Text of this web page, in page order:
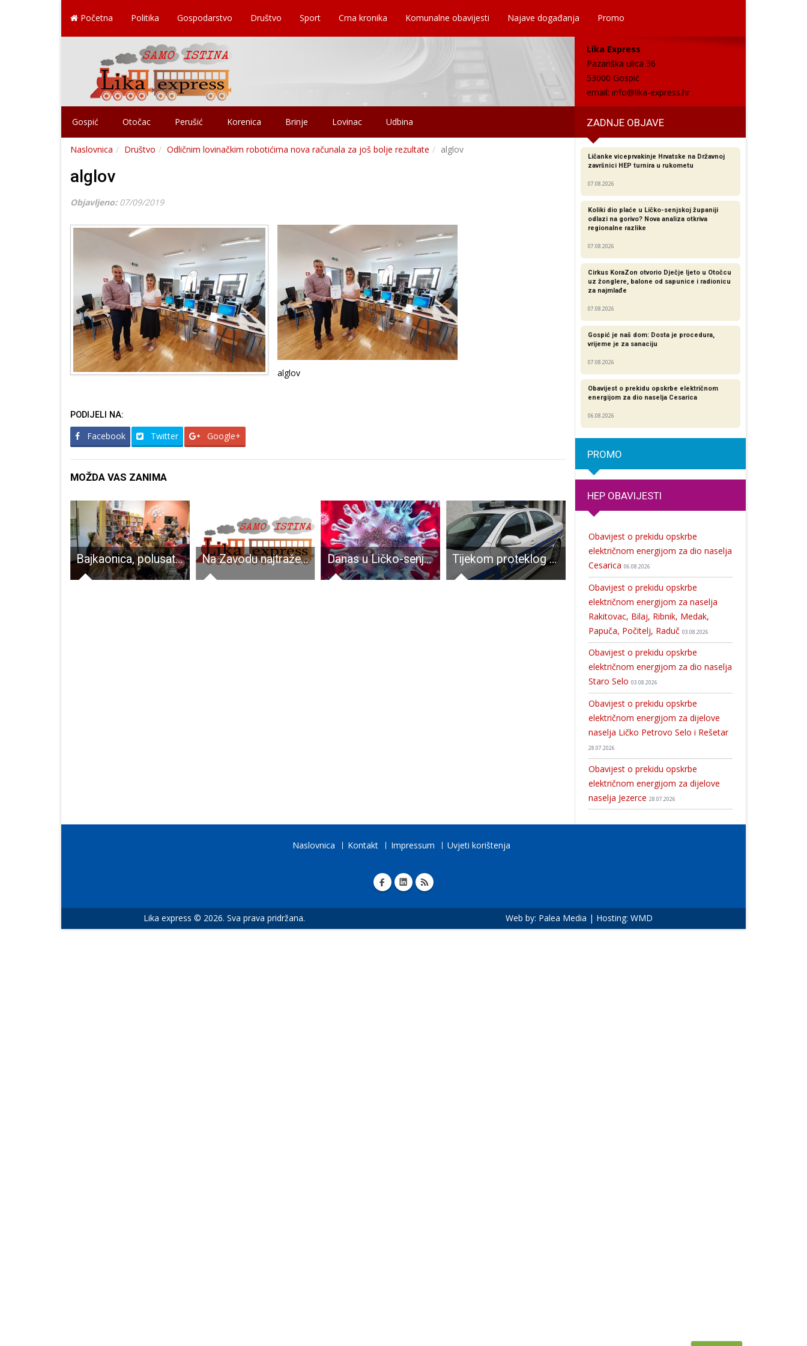
Početna Politika Gospodarstvo Društvo Sport Crna kronika Komunalne obavijesti Najave događanja Promo
Lika Express
Pazariška ulica 36
53000 Gospić
email: info@lika-express.hr
Gospić Otočac Perušić Korenica Brinje Lovinac Udbina ZADNJE OBJAVE
Naslovnica Društvo Odličnim lovinačkim robotićima nova računala za još bolje rezultate alglov
alglov
Objavljeno: 07/09/2019
alglov
PODIJELI NA:
Facebook Twitter Google+
MOŽDA VAS ZANIMA
Bajkaonica, polusatni spoj pričanja bajki i igre, od danas u Gospiću Na Zavodu najtraženiji konobari, kuhari i trgovci Danas u Ličko-senjskoj županiji nema novooboljelih osoba od COVID-19 Tijekom proteklog vikenda na cestama ličko-senjske policijske uprave najpijanija bila 21-godišnja Senjkinja, vozaču iz Čakovca zbog prekršaja određena kazna od 19.700 kuna!!!
Ličanke viceprvakinje Hrvatske na Državnoj
završnici HEP turnira u rukometu
07.08.2026
Koliki dio plaće u Ličko-senjskoj županiji
odlazi na gorivo? Nova analiza otkriva
regionalne razlike​
07.08.2026
Cirkus KoraZon otvorio Dječje ljeto u Otočcu
uz žonglere, balone od sapunice i radionicu
za najmlađe
07.08.2026
Gospić je naš dom: Dosta je procedura,
vrijeme je za sanaciju
07.08.2026
Obavijest o prekidu opskrbe električnom
energijom za dio naselja Cesarica
06.08.2026
PROMO
HEP OBAVIJESTI
Obavijest o prekidu opskrbe
električnom energijom za dio naselja
Cesarica 06.08.2026
Obavijest o prekidu opskrbe
električnom energijom za naselja
Rakitovac, Bilaj, Ribnik, Medak,
Papuča, Počitelj, Raduč 03.08.2026
Obavijest o prekidu opskrbe
električnom energijom za dio naselja
Staro Selo 03.08.2026
Obavijest o prekidu opskrbe
električnom energijom za dijelove
naselja Ličko Petrovo Selo i Rešetar
28.07.2026
Obavijest o prekidu opskrbe
električnom energijom za dijelove
naselja Jezerce 28.07.2026
Naslovnica Kontakt Impressum Uvjeti korištenja
Lika express © 2026. Sva prava pridržana. Web by: Palea Media | Hosting: WMD